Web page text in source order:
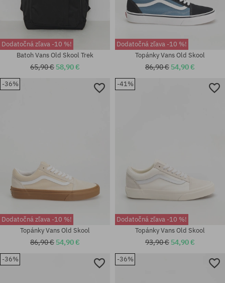
Dodatočná zľava -10 %!
Batoh Vans Old Skool Trek
65,90 € 58,90 €
Dodatočná zľava -10 %!
Topánky Vans Old Skool
86,90 € 54,90 €
-36%
Dodatočná zľava -10 %!
Topánky Vans Old Skool
86,90 € 54,90 €
-41%
Dodatočná zľava -10 %!
Topánky Vans Old Skool
93,90 € 54,90 €
-36% -36%